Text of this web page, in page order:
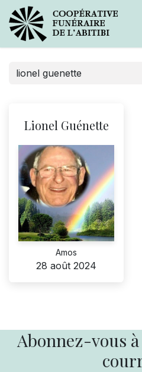
Lionel Guénette
Amos
28 août 2024
Abonnez-vous